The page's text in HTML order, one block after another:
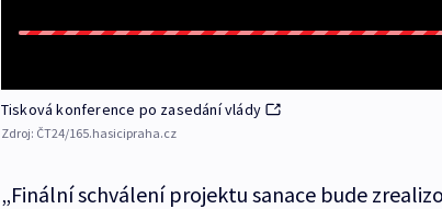
Tisková konference po zasedání vlády
Zdroj: ČT24/165.hasicipraha.cz
„Finální schválení projektu sanace bude